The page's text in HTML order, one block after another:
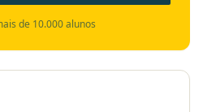
de 10.000 alunos